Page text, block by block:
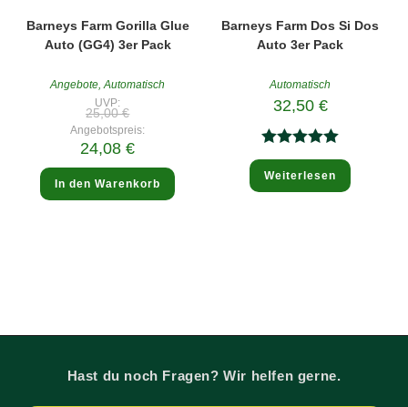
Barneys Farm Gorilla Glue
Auto (GG4) 3er Pack
Angebote,Automatisch
UVP:
25,00€
Preis
war:
25,00 €
Angebotspreis:
24,08€Aktueller
ist:
24,08 €.
In den Warenkorb
Barneys Farm Dos Si Dos
Auto 3er Pack
Automatisch
32,50 €
Bewertet
mit5.00
Weiterlesen
Hast du noch Fragen? Wir helfen gerne.